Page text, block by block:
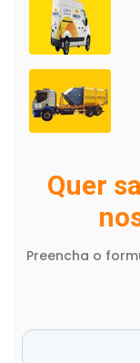
Quer
Preencha o